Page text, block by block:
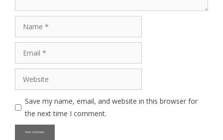
Website
Save my name, email, and website in this browser for
the next time I comment.